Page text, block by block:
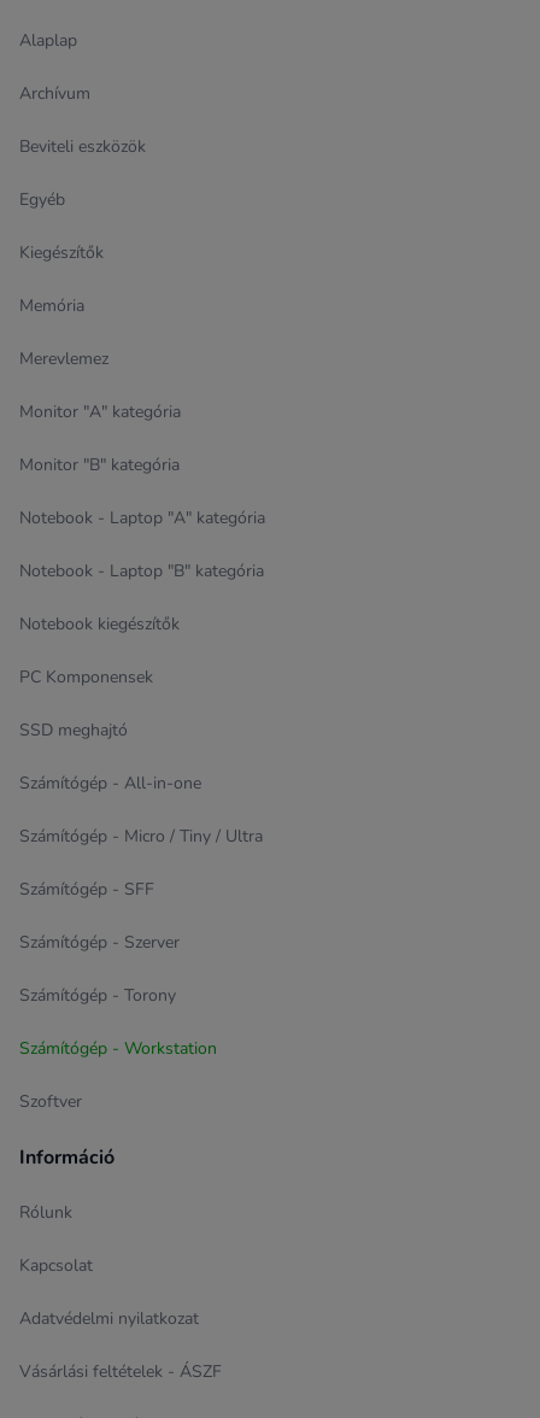
Alaplap
Archívum
Beviteli eszközök
Egyéb
Kiegészítők
Memória
Merevlemez
Monitor "A" kategória
Monitor "B" kategória
Notebook - Laptop "A" kategória
Notebook - Laptop "B" kategória
Notebook kiegészítők
PC Komponensek
SSD meghajtó
Számítógép - All-in-one
Számítógép - Micro / Tiny / Ultra
Számítógép - SFF
Számítógép - Szerver
Számítógép - Torony
Számítógép - Workstation
Szoftver
Információ
Rólunk
Kapcsolat
Adatvédelmi nyilatkozat
Vásárlási feltételek - ÁSZF